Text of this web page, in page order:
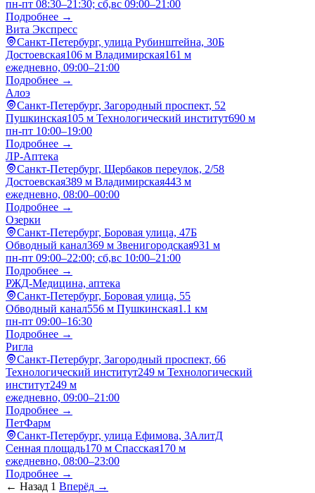
пн-пт 08:30–21:30; сб,вс 09:00–21:00
Подробнее →
Вита Экспресс
Санкт-Петербург, улица Рубинштейна, 30Б
Достоевская106 м Владимирская161 м
ежедневно, 09:00–21:00
Подробнее →
Алоэ
Санкт-Петербург, Загородный проспект, 52
Пушкинская105 м Технологический институт690 м
пн-пт 10:00–19:00
Подробнее →
ЛР-Аптека
Санкт-Петербург, Щербаков переулок, 2/58
Достоевская389 м Владимирская443 м
ежедневно, 08:00–00:00
Подробнее →
Озерки
Санкт-Петербург, Боровая улица, 47Б
Обводный канал369 м Звенигородская931 м
пн-пт 09:00–22:00; сб,вс 10:00–21:00
Подробнее →
РЖД-Медицина, аптека
Санкт-Петербург, Боровая улица, 55
Обводный канал556 м Пушкинская1.1 км
пн-пт 09:00–16:30
Подробнее →
Ригла
Санкт-Петербург, Загородный проспект, 66
Технологический институт249 м Технологический
институт249 м
ежедневно, 09:00–21:00
Подробнее →
ПетФарм
Санкт-Петербург, улица Ефимова, 3АлитД
Сенная площадь170 м Спасская170 м
ежедневно, 08:00–23:00
Подробнее →
← Назад 1 Вперёд →